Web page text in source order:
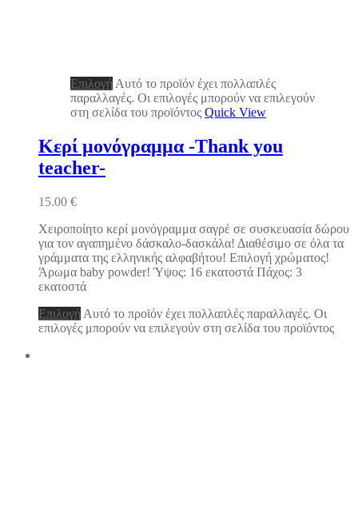
Επιλογή Αυτό το προϊόν έχει πολλαπλές
παραλλαγές. Οι επιλογές μπορούν να επιλεγούν
στη σελίδα του προϊόντος Quick View
Κερί μονόγραμμα -Thank you
teacher-
15.00 €
Χειροποίητο κερί μονόγραμμα σαγρέ σε συσκευασία δώρου
για τον αγαπημένο δάσκαλο-δασκάλα! Διαθέσιμο σε όλα τα
γράμματα της ελληνικής αλφαβήτου! Επιλογή χρώματος!
Άρωμα baby powder! Ύψος: 16 εκατοστά Πάχος: 3
εκατοστά
Επιλογή Αυτό το προϊόν έχει πολλαπλές παραλλαγές. Οι
επιλογές μπορούν να επιλεγούν στη σελίδα του προϊόντος